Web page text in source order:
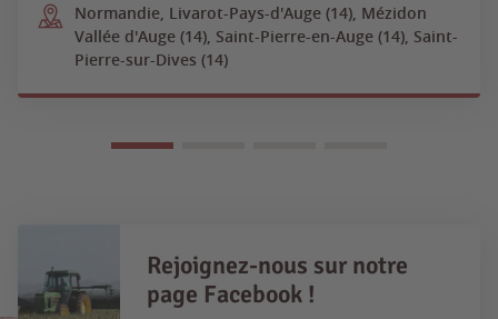
Normandie, Livarot-Pays-d'Auge (14), Mézidon
Vallée d'Auge (14), Saint-Pierre-en-Auge (14), Saint-
Pierre-sur-Dives (14)
Rejoignez-nous sur notre
page Facebook !